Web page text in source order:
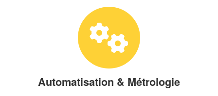
Automatisation & Métrologie